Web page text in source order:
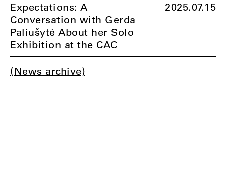
Expectations: A
Conversation with Gerda
Paliušytė About her Solo
Exhibition at the CAC
2025.07.15
(News archive)